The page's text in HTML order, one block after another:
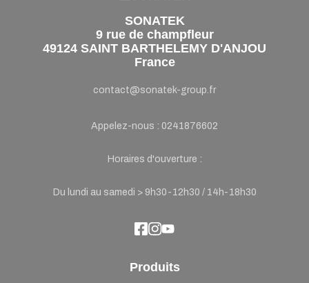
SONATEK
9 rue de champfleur
49124 SAINT BARTHELEMY D'ANJOU
France
contact@sonatek-group.fr
Appelez-nous : 0241876602
Horaires d'ouverture :
Du lundi au samedi > 9h30-12h30 / 14h-18h30
Produits